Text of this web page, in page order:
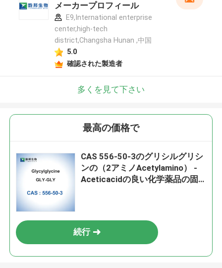
メーカープロフィール
E9,International enterprise
center,high-tech
district,Changsha Hunan ,中国
5.0
確認された製造者
多くを見て下さい
最高の価格で
CAS 556-50-3のグリシルグリシ
ンの（2アミノAcetylamino） -
Aceticacidの良い化学薬品の固
続行